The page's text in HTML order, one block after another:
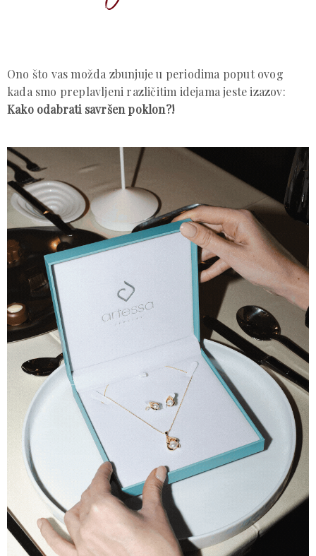
Ono što vas možda zbunjuje u periodima poput ovog
kada smo preplavljeni različitim idejama jeste izazov:
Kako odabrati savršen poklon?!